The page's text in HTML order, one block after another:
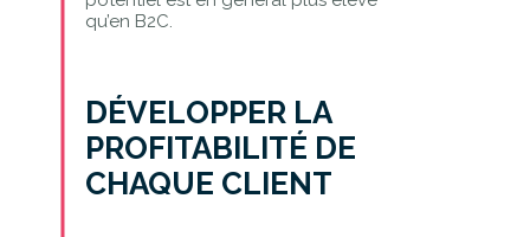
qu’en B2C.
DÉVELOPPER LA
PROFITABILITÉ DE
CHAQUE CLIENT